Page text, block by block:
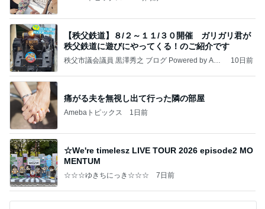
【秩父鉄道】８/２～１１/３０開催 ガリガリ君が
秩父鉄道に遊びにやってくる！のご紹介です
秩父市議会議員 黒澤秀之 ブログ Powered by Ame
10日前
痛がる夫を無視し出て行った隣の部屋
Amebaトピックス 1日前
☆We're timelesz LIVE TOUR 2026 episode2 MO
MENTUM
☆☆☆ゆきちにっき☆☆☆ 7日前